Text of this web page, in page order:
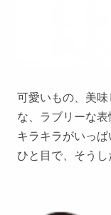
可愛いもの、美
な、ラブリーな
キラキラがいっ
ひと目で、そうし